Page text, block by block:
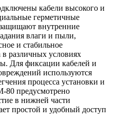
кабели высокого и
герметичные
внутренние
влаги и пыли,
и стабильное
различных условиях
Для фиксации кабелей и
используются
процесса установки и
80 предусмотрено
в нижней части
простой и удобный доступ